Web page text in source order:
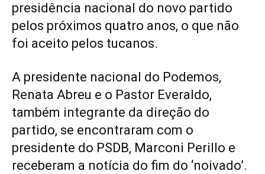
presidência nacional do novo partido
pelos próximos quatro anos, o que não
foi aceito pelos tucanos.
A presidente nacional do Podemos,
Renata Abreu e o Pastor Everaldo,
também integrante da direção do
partido, se encontraram com o
presidente do PSDB, Marconi Perillo e
receberam a notícia do fim do ‘noivado’.